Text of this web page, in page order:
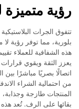
رؤية متميزة
تتفوق الجرات
بلورية، مما توفر رؤية لا
هذه الشفافية للعملاء
يعزز الثقة ويقوي
اتصالًا بصريًا مباشرًا بين
من احتمالية الشراء
المنتجات طازجة
بقائها على الرف. تُعد